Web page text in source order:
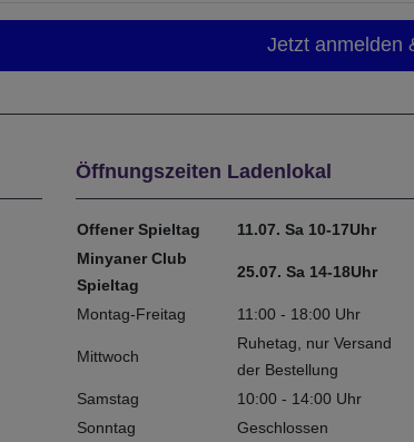
Öffnungszeiten Ladenlokal
Offener Spieltag
11.07. Sa 10-17Uhr
Minyaner Club
Spieltag
25.07. Sa 14-18Uhr
Montag-Freitag 11:00 - 18:00 Uhr
Mittwoch
Ruhetag, nur Versand
der Bestellung
Samstag
10:00 - 14:00 Uhr
Sonntag
Geschlossen